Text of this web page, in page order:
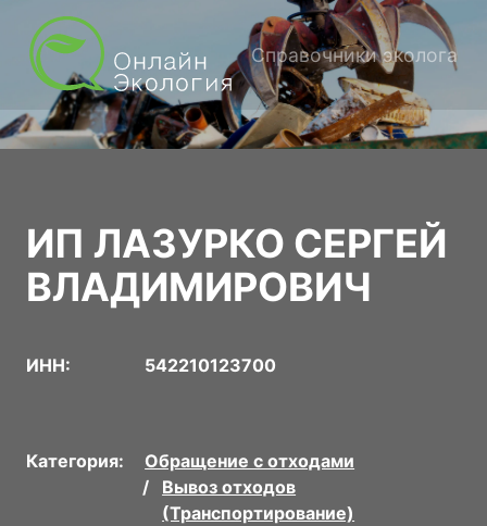
Справочники эколога
ИП ЛАЗУРКО СЕРГЕЙ
ВЛАДИМИРОВИЧ
ИНН: 542210123700
Категория:
Обращение с отходами
Вывоз отходов
(Транспортирование)